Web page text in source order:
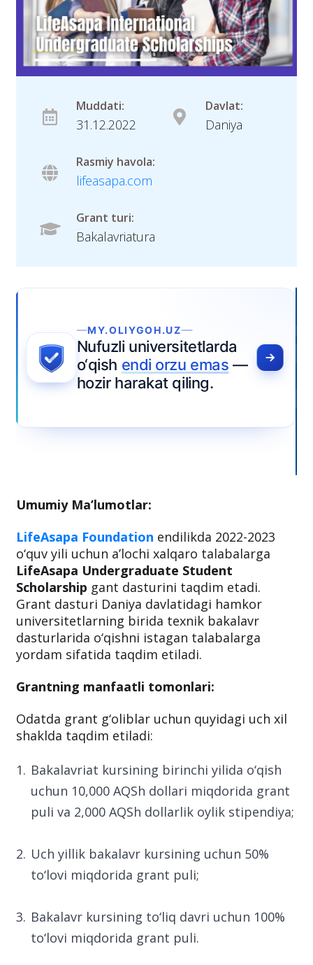
Muddati:
31.12.2022
Davlat:
Daniya
Rasmiy havola:
lifeasapa.com
Grant turi:
Bakalavriatura
Umumiy Ma’lumotlar:
LifeAsapa Foundation endilikda 2022-2023
o‘quv yili uchun a’lochi xalqaro talabalarga
LifeAsapa Undergraduate Student
Scholarship gant dasturini taqdim etadi.
Grant dasturi Daniya davlatidagi hamkor
universitetlarning birida texnik bakalavr
dasturlarida o‘qishni istagan talabalarga
yordam sifatida taqdim etiladi.
Grantning manfaatli tomonlari:
Odatda grant g‘oliblar uchun quyidagi uch xil
shaklda taqdim etiladi:
Bakalavriat kursining birinchi yilida o‘qish
uchun 10,000 AQSh dollari miqdorida grant
puli va 2,000 AQSh dollarlik oylik stipendiya;
Uch yillik bakalavr kursining uchun 50%
to‘lovi miqdorida grant puli;
Bakalavr kursining to‘liq davri uchun 100%
to‘lovi miqdorida grant puli.